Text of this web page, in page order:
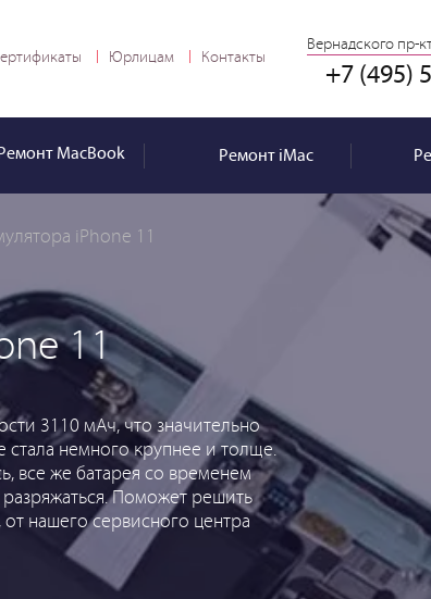
Вернадского пр-
+7 (495)
Юрлицам Контакты
MacBook РемонтiMac
iPhone 11
11
3110 мАч, что значительно
стала немного крупнее и толще.
все же батарея со временем
Поможет решить
нашего сервисного центра